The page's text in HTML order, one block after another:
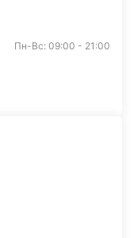
Пн-Вс: 09:00 - 21:00